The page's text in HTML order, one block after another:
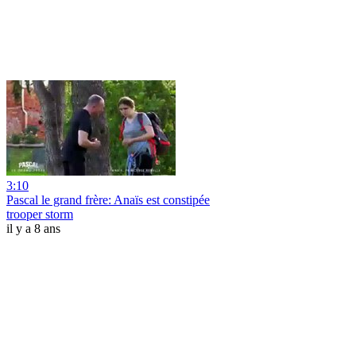
3:10
Pascal le grand frère: Anaïs est constipée
trooper storm
il y a 8 ans